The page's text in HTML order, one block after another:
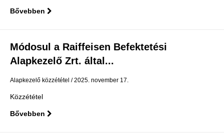
Bővebben
Módosul a Raiffeisen Befektetési
Alapkezelő Zrt. által...
Alapkezelő közzététel 2025. november 17.
Közzététel
Bővebben